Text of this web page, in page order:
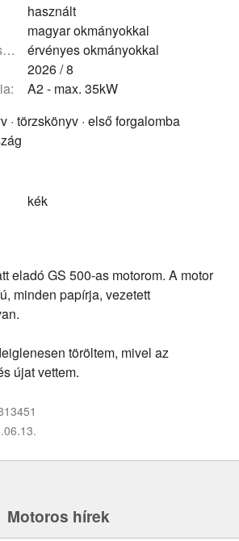
használt
magyar okmányokkal
érvényes okmányokkal
2026 / 8
A2 - max. 35kW
· törzskönyv · első forgalomba
kék
eladó GS 500-as motorom. A motor
minden papírja, vezetett
töröltem, mivel az
újat vettem.
Motoros hírek